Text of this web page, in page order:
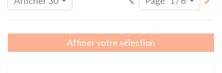
Affiner votre sélection